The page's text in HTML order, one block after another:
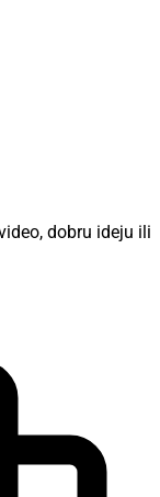
dobru ideju ili